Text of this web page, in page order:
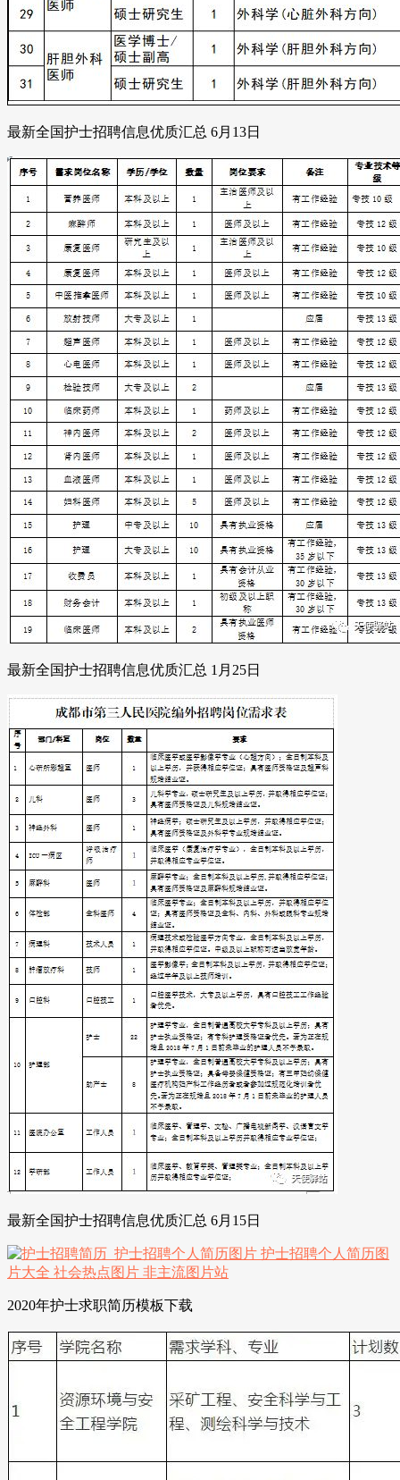
最新全国护士招聘信息优质汇总 6月13日
最新全国护士招聘信息优质汇总 1月25日
最新全国护士招聘信息优质汇总 6月15日
2020年护士求职简历模板下载